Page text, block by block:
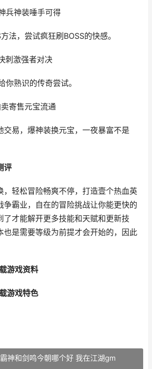
兵神装唾手可得
法，尝试疯狂刷BOSS的快感。
刺激强者对决
你熟识的传奇尝试。
寄售元宝流通
交易，爆神装换元宝，一夜暴富不是
评
，轻松冒险畅爽不停，打造壹个热血英
争霸业，自在的冒险挑战让你能更快的
了才能解开更多技能和天赋和更新技
也是需要等级为前提才会开始的，因此
游戏资料
游戏特色
神和剑鸣今朝哪个好 我在江湖gm